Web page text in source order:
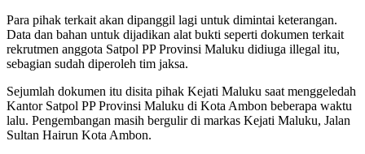
Para pihak terkait akan dipanggil lagi untuk dimintai keterangan.
Data dan bahan untuk dijadikan alat bukti seperti dokumen terkait
rekrutmen anggota Satpol PP Provinsi Maluku didiuga illegal itu,
sebagian sudah diperoleh tim jaksa.
Sejumlah dokumen itu disita pihak Kejati Maluku saat menggeledah
Kantor Satpol PP Provinsi Maluku di Kota Ambon beberapa waktu
lalu. Pengembangan masih bergulir di markas Kejati Maluku, Jalan
Sultan Hairun Kota Ambon.